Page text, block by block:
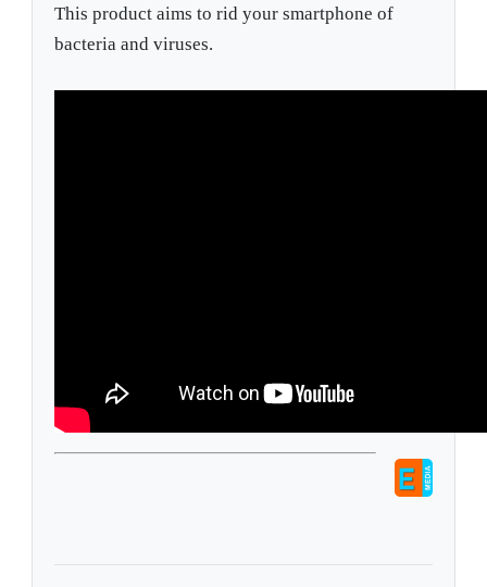
This product aims to rid your smartphone of
bacteria and viruses.